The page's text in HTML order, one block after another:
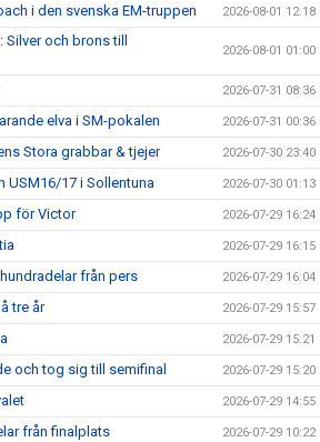
i den svenska EM-truppen 2026-08-01 12:18
Silver och brons till
2026-08-01 01:00
2026-07-31 08:36
elva i SM-pokalen 2026-07-31 00:36
Stora grabbar & tjejer 2026-07-30 23:40
USM16/17 i Sollentuna 2026-07-30 01:13
för Victor 2026-07-29 16:24
2026-07-29 16:15
från pers 2026-07-29 16:04
tre år 2026-07-29 15:57
2026-07-29 15:21
och tog sig till semifinal 2026-07-29 15:20
2026-07-29 14:55
från finalplats 2026-07-29 10:22